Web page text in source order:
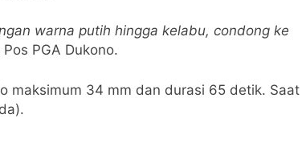
warna putih hingga kelabu, condong ke
PGA Dukono.
maksimum 34 mm dan durasi 65 detik. Saat